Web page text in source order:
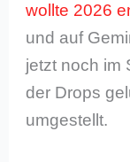
wollte 2026
und auf
jetzt noch im
der Drops
umgestellt.